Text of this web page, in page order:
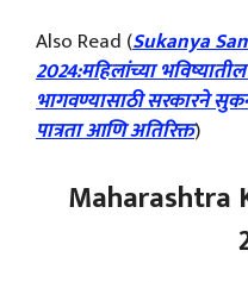
Also Read (Sukanya
2024:महिलांच्या
भागवण्यासाठी सरकारने
पात्रता आणि अतिरिक्त)
Maharashtra